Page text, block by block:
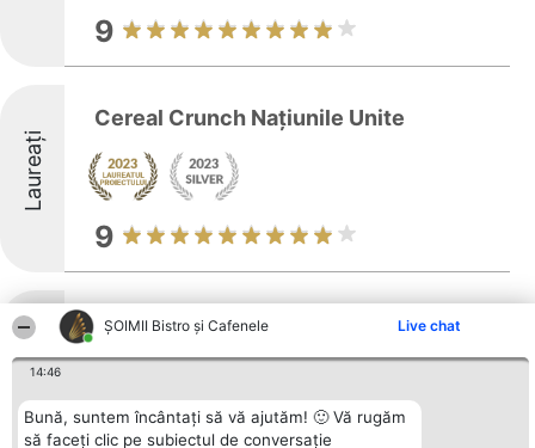
ȘOIMII Bistro și Cafenele Live chat
14:46
Bună, suntem încântați să vă ajutăm! 🙂 Vă rugăm
să faceți clic pe subiectul de conversație
9
Laureați
Cereal Crunch Națiunile Unite
9
Laureați
Bread Community Cotroceni